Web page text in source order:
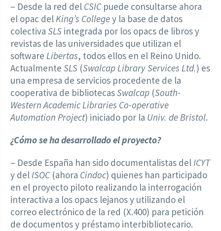
– Desde la red del CSICpuede consultarse ahora
el opac delKing’s Collegey la base de datos
colectiva SLS integrada por los opacs de libros y
revistas de las universidades que utilizan el
software Libertas, todos ellos en el Reino Unido.
Actualmente SLS (Swalcap Library Services Ltd.) es
una empresa de servicios procedente de la
cooperativa de bibliotecasSwalcap (South-
Western Academic Libraries Co-operative
Automation Project) iniciado por la Univ. de Bristol.
¿Cómo se ha desarrollado el proyecto?
– Desde España han sido documentalistas delICYT
y delISOC(ahora Cindoc) quienes han participado
en el proyecto piloto realizando la interrogación
interactiva a los opacs lejanos y utilizando el
correo electrónico de la red (X.400) para petición
de documentos y préstamo interbibliotecario.